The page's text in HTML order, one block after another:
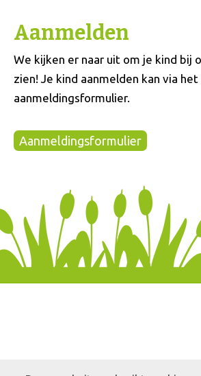
Aanmelden
We kijken er naar uit om je kind bij
zien! Je kind aanmelden kan via het
aanmeldingsformulier.
Aanmeldingsformulier